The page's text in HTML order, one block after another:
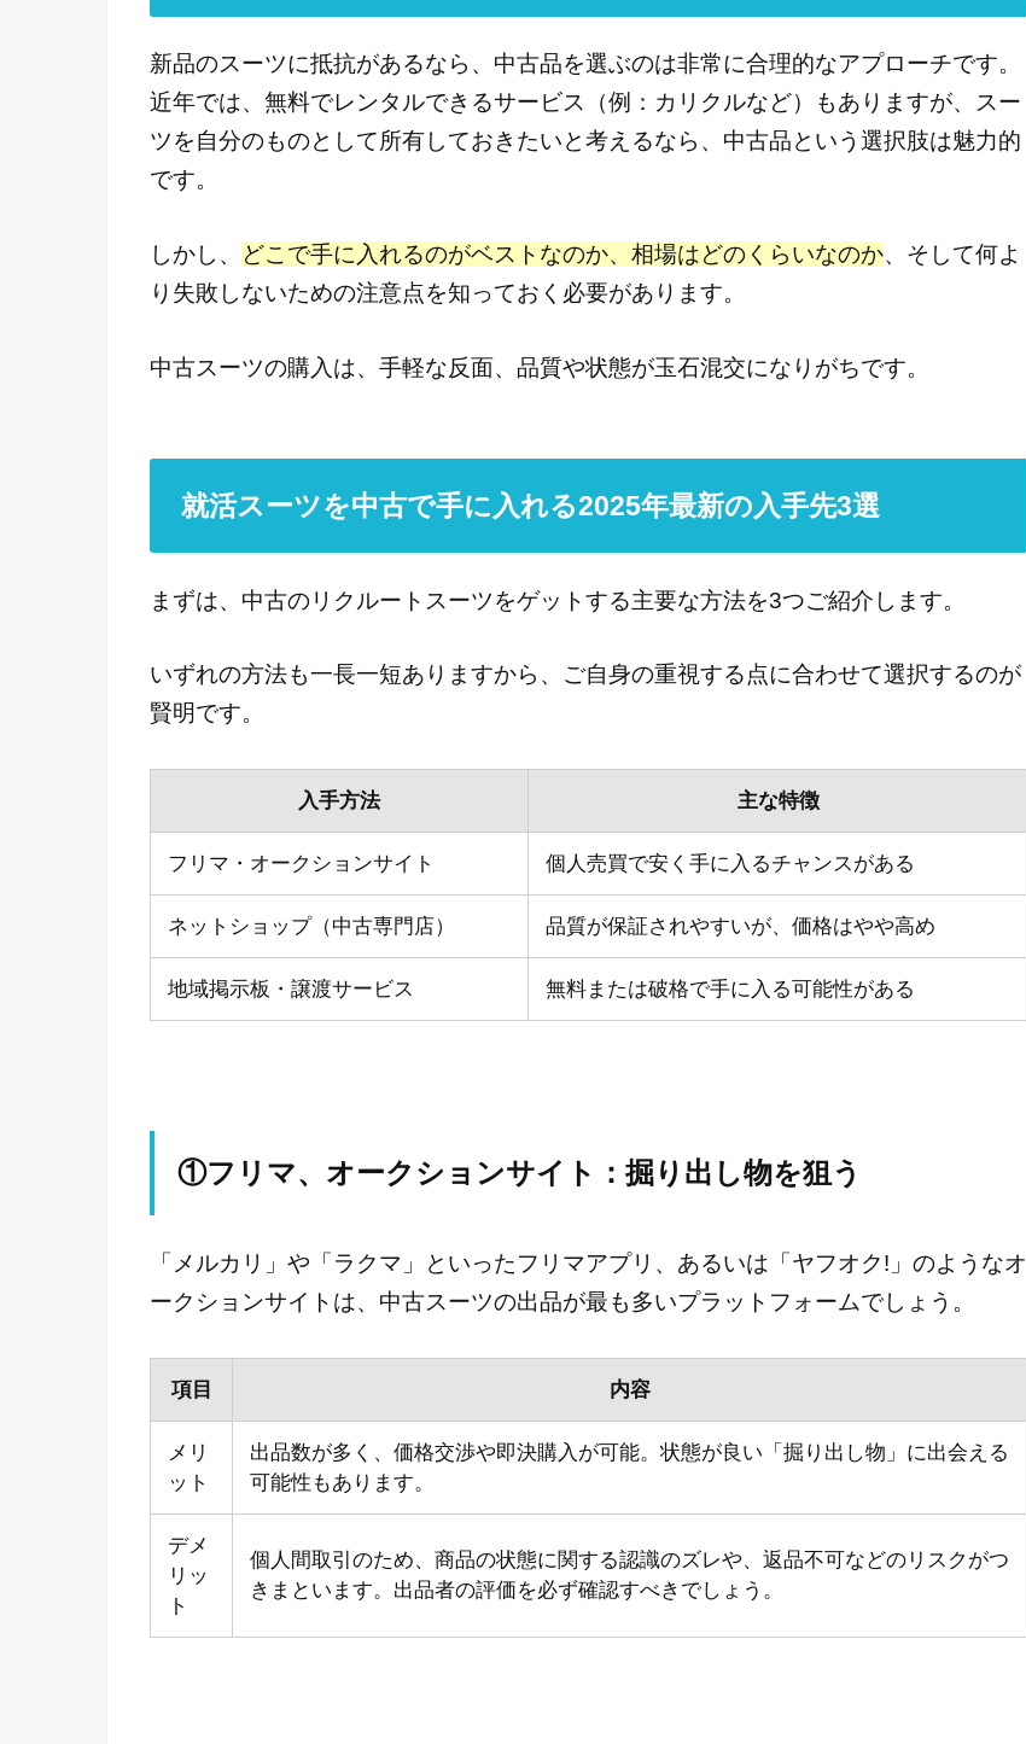
新品のスーツに抵抗があるなら、中古品を選ぶのは非常に合理的なアプローチです。
近年では、無料でレンタルできるサービス（例：カリクルなど）もありますが、スー
ツを自分のものとして所有しておきたいと考えるなら、中古品という選択肢は魅力的
です。
しかし、 どこで手に入れるのがベストなのか、相場はどのくらいなのか、そして何よ
り失敗しないための注意点を知っておく必要があります。
中古スーツの購入は、手軽な反面、品質や状態が玉石混交になりがちです。
就活スーツを中古で手に入れる2025年最新の入手先3選
まずは、中古のリクルートスーツをゲットする主要な方法を3つご紹介します。
いずれの方法も一長一短ありますから、ご自身の重視する点に合わせて選択するのが
賢明です。
入手方法 主な特徴
フリマ・オークションサイト 個人売買で安く手に入るチャンスがある
ネットショップ（中古専門店） 品質が保証されやすいが、価格はやや高め
地域掲示板・譲渡サービス 無料または破格で手に入る可能性がある
①フリマ、オークションサイト：掘り出し物を狙う
「メルカリ」や「ラクマ」といったフリマアプリ、あるいは「ヤフオク!」のようなオ
ークションサイトは、中古スーツの出品が最も多いプラットフォームでしょう。
項目 内容
メリ
ット
出品数が多く、価格交渉や即決購入が可能。状態が良い「掘り出し物」に出会える
可能性もあります。
デメ
リッ
ト
個人間取引のため、商品の状態に関する認識のズレや、返品不可などのリスクがつ
きまといます。出品者の評価を必ず確認すべきでしょう。